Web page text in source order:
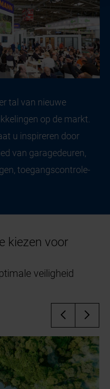
tal van nieuwe
op de markt.
u inspireren door
van garagedeuren,
toegangscontrole-
kiezen voor
veiligheid